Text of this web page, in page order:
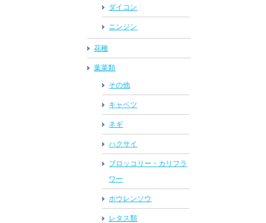
ダイコン
ニンジン
花種
葉菜類
その他
キャベツ
ネギ
ハクサイ
ブロッコリー・カリフラ
ワー
ホウレンソウ
レタス類